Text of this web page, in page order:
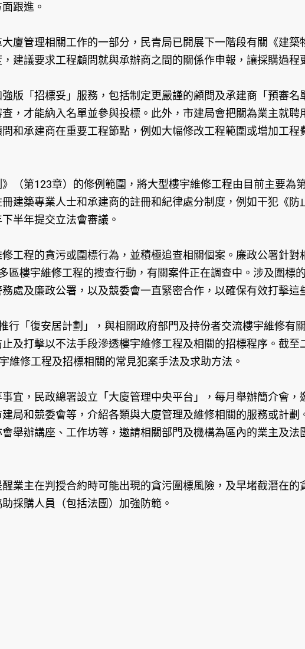
跟進。
管理相關工作的一部分，民青局已開展下一階段有關《建築
建議要求工程顧問就與承辦商之間的關係作申報，讓採購過程
「招標妥」服務，包括制定更嚴謹的顧問及承建商「預審名
，才能納入名單並參與投標。此外，市建局會把關為業主就聘
和承建商在重要工程節點，例如大幅修改工程範圍或增加工
第123章）的修例範圍，將大型樓宇維修工程由目前主要為
建築專業人士和承建商的註冊和紀律處分制度，例如干犯《
半年提交立法會審議。
程的貪污或圍標行為，並積極追查相關個案。廉政公署針對
樓宇維修工程的搜查行動，有關案件正在調查中。涉及圍標
處及廉政公署，以及競委會一直緊密合作，以確保有效打擊這
「復安居計劃」，與相關政府部門及持份者交流樓宇維修有
及打擊以不法手段滲透樓宇維修工程及相關的招標程序。截
維修工程及招標相關的常見犯案手法及求助方法。
，民政總署設立「大廈管理中央平台」，每月舉辦簡介會，
局和競委會等，介紹各類與大廈管理及維修相關的服務或計
舉辦講座、工作坊等，邀請相關部門及機構為區內的業主及
主在判授合約時可能出現的貪污圍標風險，及早堵截潛在的
採購人員（包括法團）加強防範。